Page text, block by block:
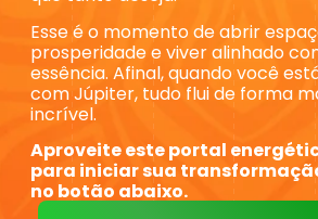
Esse é o momento de abrir
prosperidade e viver alinhado
essência. Afinal, quando você
com Júpiter, tudo flui de forma
incrível.
Aproveite este portal
para iniciar sua
no botão abaixo.